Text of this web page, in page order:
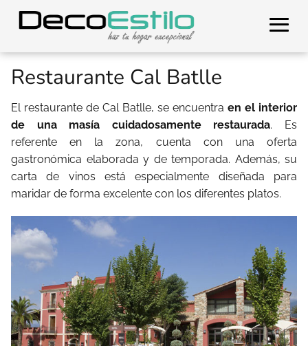
Restaurante Cal Batlle
El restaurante de Cal Batlle, se encuentra en el interior
de una masía cuidadosamente restaurada. Es
referente en la zona, cuenta con una oferta
gastronómica elaborada y de temporada. Además, su
carta de vinos está especialmente diseñada para
maridar de forma excelente con los diferentes platos.